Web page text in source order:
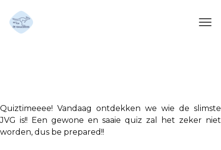
Quiztimeeee! Vandaag ontdekken we wie de slimste
JVG is!! Een gewone en saaie quiz zal het zeker niet
worden, dus be prepared!!